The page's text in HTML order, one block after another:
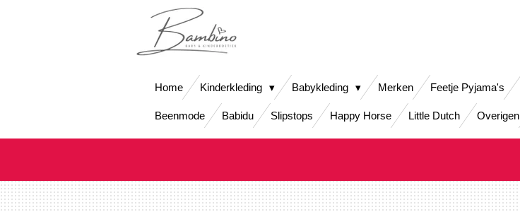
Home Kinderkleding Babykleding Merken Feetje Pyjama's
Beenmode Babidu Slipstops Happy Horse Little Dutch Overigen